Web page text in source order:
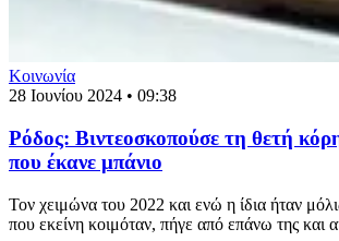
Κοινωνία
28 Ιουνίου 2024 • 09:38
Ρόδος: Βιντεοσκοπούσε τη θετή
που έκανε μπάνιο
Τον χειμώνα του 2022 και ενώ η ίδια ήταν
που εκείνη κοιμόταν, πήγε από επάνω της και